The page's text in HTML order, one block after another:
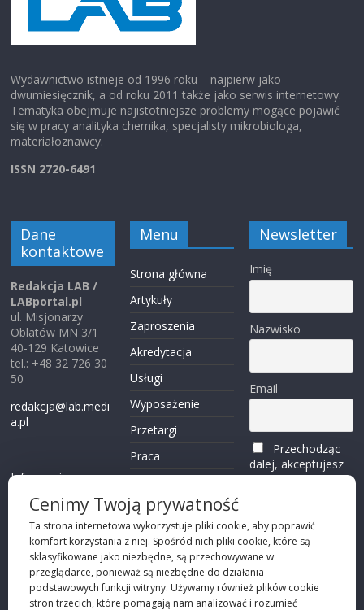
Wydawnictwo istnieje od 1996 roku – najpierw jako
dwumiesięcznik, a od roku 2011 także jako serwis internetowy.
Tematyka obejmuje najistotniejsze problemy mogące pojawić
się w pracy analityka chemika, specjalisty mikrobiologa,
materiałoznawcy.
ISSN 2720-6491
Dane
kontaktowe
Redakcja LAB /
LABportal.pl
ul. Misjonarzy
Oblatów MN 3/1
40-129 Katowice
tel.: +48 32 726 30
50
redakcja@lab.medi
a.pl
Informacje o
Przechodząc dalej,
akceptujeszpolity
kę prywatności
Menu
Strona główna
Artykuły
Zaproszenia
Akredytacja
Usługi
Wyposażenie
Przetargi
Praca
Kontakt
Newsletter
Imię
Nazwisko
Email
Przechodząc
dalej, akceptujesz
politykę
Cenimy Twoją prywatność
Ta strona internetowa wykorzystuje pliki cookie, aby poprawić
komfort korzystania z niej. Spośród nich pliki cookie, które są
sklasyfikowane jako niezbędne, są przechowywane w
przeglądarce, ponieważ są niezbędne do działania
podstawowych funkcji witryny. Używamy również plików cookie
stron trzecich, które pomagają nam analizować i rozumieć